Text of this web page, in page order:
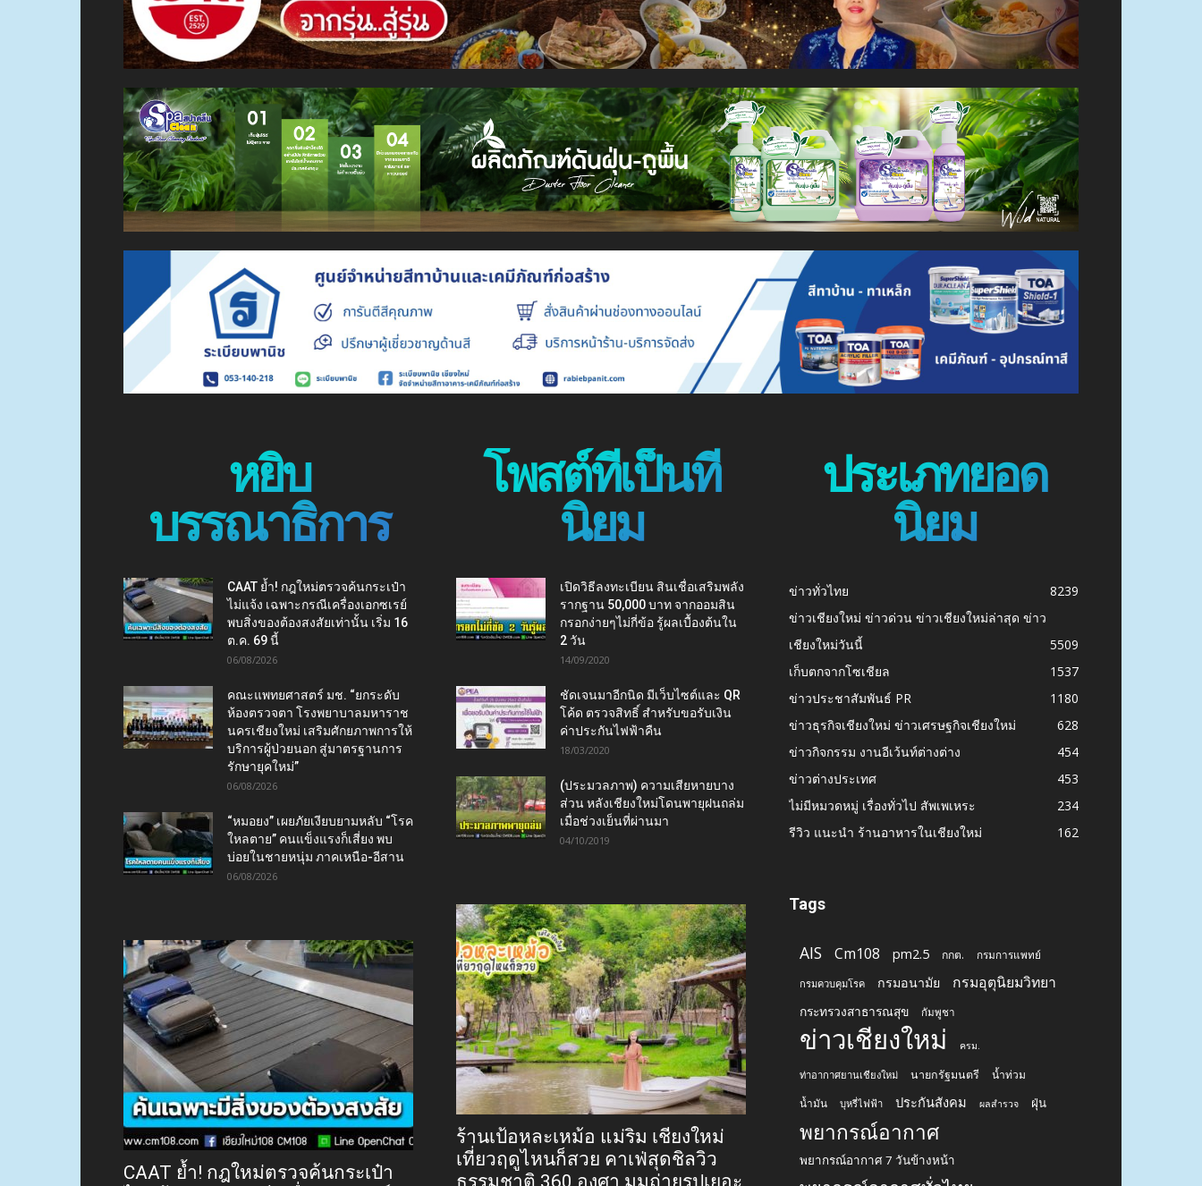
หยิบ
บรรณาธิการ
CAAT ย้ำ! กฎใหม่ตรวจค้นกระเป๋า
ไม่แจ้ง เฉพาะกรณีเครื่องเอกซเรย์
พบสิ่งของต้องสงสัยเท่านั้น เริ่ม 16
ต.ค. 69 นี้
06/08/2026
คณะแพทยศาสตร์ มช. “ยกระดับ
ห้องตรวจตา โรงพยาบาลมหาราช
นครเชียงใหม่ เสริมศักยภาพการให้
บริการผู้ป่วยนอก สู่มาตรฐานการ
รักษายุคใหม่”
06/08/2026
“หมอยง” เผยภัยเงียบยามหลับ “โรค
ใหลตาย” คนแข็งแรงก็เสี่ยง พบ
บ่อยในชายหนุ่ม ภาคเหนือ-อีสาน
06/08/2026
CAAT ย้ำ! กฎใหม่ตรวจค้นกระเป๋า
โพสต์ที่เป็นที่
นิยม
เปิดวิธีลงทะเบียน สินเชื่อเสริมพลัง
รากฐาน 50,000 บาท จากออมสิน
กรอกง่ายๆไม่กี่ข้อ รู้ผลเบื้องต้นใน
2 วัน
14/09/2020
ชัดเจนมาอีกนิด มีเว็บไซต์และ QR
โค้ด ตรวจสิทธิ์ สำหรับขอรับเงิน
ค่าประกันไฟฟ้าคืน
18/03/2020
(ประมวลภาพ) ความเสียหายบาง
ส่วน หลังเชียงใหม่โดนพายุฝนถล่ม
เมื่อช่วงเย็นที่ผ่านมา
04/10/2019
ร้านเป้อหละเหม้อ แม่ริม เชียงใหม่
เที่ยวฤดูไหนก็สวย คาเฟ่สุดชิลวิว
ธรรมชาติ 360 องศา มุมถ่ายรูปเยอะ
ประเภทยอด
นิยม
ข่าวทั่วไทย
8239
ข่าวเชียงใหม่ ข่าวด่วน ข่าวเชียงใหม่ล่าสุด ข่าว
เชียงใหม่วันนี้
5509
เก็บตกจากโซเชียล
1537
ข่าวประชาสัมพันธ์ PR
1180
ข่าวธุรกิจเชียงใหม่ ข่าวเศรษฐกิจเชียงใหม่
628
ข่าวกิจกรรม งานอีเว้นท์ต่างต่าง
454
ข่าวต่างประเทศ
453
ไม่มีหมวดหมู่ เรื่องทั่วไป สัพเพเหระ
234
รีวิว แนะนำ ร้านอาหารในเชียงใหม่
162
Tags
AIS Cm108 pm2.5 กกต. กรมการแพทย์
กรมควบคุมโรค กรมอนามัย กรมอุตุนิยมวิทยา
กระทรวงสาธารณสุข กัมพูชา
ข่าวเชียงใหม่ ครม.
ท่าอากาศยานเชียงใหม่ นายกรัฐมนตรี น้ำท่วม
น้ำมัน บุหรี่ไฟฟ้า ประกันสังคม ผลสำรวจ ฝุ่น
พยากรณ์อากาศ
พยากรณ์อากาศ 7 วันข้างหน้า